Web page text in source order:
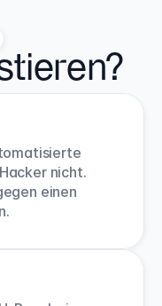
nicht.
einen